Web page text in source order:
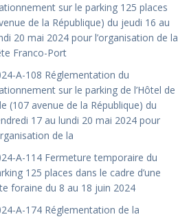
sur le parking 125 places
de la République) du jeudi 16 au
20 mai 2024 pour l’organisation de la
Franco-Port
A-108 Réglementation du
sur le parking de l’Hôtel de
(107 avenue de la République) du
17 au lundi 20 mai 2024 pour
de la
A-114 Fermeture temporaire du
125 places dans le cadre d’une
foraine du 8 au 18 juin 2024
A-174 Réglementation de la